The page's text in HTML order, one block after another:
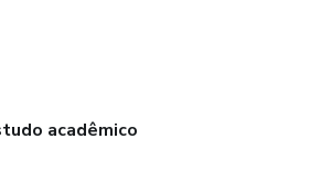
acadêmico